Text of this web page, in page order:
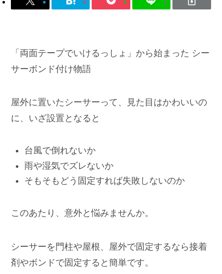
「両面テープでいけるっしょ」から始まった シー
サーボンド付け物語
屋外に置いたシーサーって、見た目はかわいいの
に、いざ設置となると
台風で倒れないか
雨や湿気でズレないか
そもそもどう固定すれば失敗しないのか
このあたり、意外と悩みませんか。
シーサーを門柱や屋根、屋外で固定するなら接着
剤やボンドで固定すると簡単です。